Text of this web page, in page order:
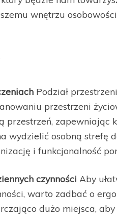
wnętrzu
Podział
przestrzeni
przestrzeń, zapewniając
wydzielić osobną strefę
i funkcjonalność
czynności Aby
warto zadbać o
dużo miejsca,